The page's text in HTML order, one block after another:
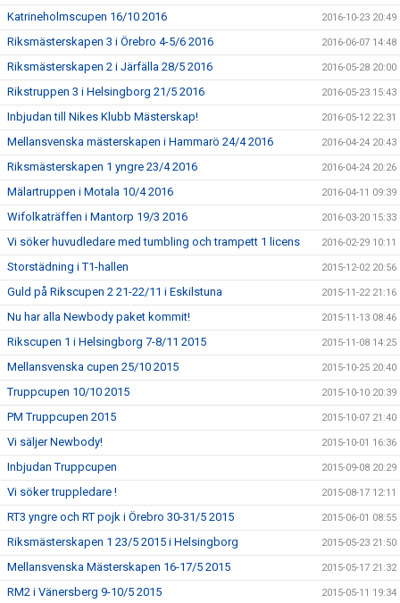
Katrineholmscupen 16/10 2016 2016-10-23 20:49
Riksmästerskapen 3 i Örebro 4-5/6 2016 2016-06-07 14:48
Riksmästerskapen 2 i Järfälla 28/5 2016 2016-05-28 20:00
Rikstruppen 3 i Helsingborg 21/5 2016 2016-05-23 15:43
Inbjudan till Nikes Klubb Mästerskap! 2016-05-12 22:31
Mellansvenska mästerskapen i Hammarö 24/4 2016 2016-04-24 20:43
Riksmästerskapen 1 yngre 23/4 2016 2016-04-24 20:26
Mälartruppen i Motala 10/4 2016 2016-04-11 09:39
Wifolkaträffen i Mantorp 19/3 2016 2016-03-20 15:33
Vi söker huvudledare med tumbling och trampett 1 licens 2016-02-29 10:11
Storstädning i T1-hallen 2015-12-02 20:56
Guld på Rikscupen 2 21-22/11 i Eskilstuna 2015-11-22 21:16
Nu har alla Newbody paket kommit! 2015-11-13 08:46
Rikscupen 1 i Helsingborg 7-8/11 2015 2015-11-08 14:25
Mellansvenska cupen 25/10 2015 2015-10-25 20:40
Truppcupen 10/10 2015 2015-10-10 20:39
PM Truppcupen 2015 2015-10-07 21:40
Vi säljer Newbody! 2015-10-01 16:36
Inbjudan Truppcupen 2015-09-08 20:29
Vi söker truppledare ! 2015-08-17 12:11
RT3 yngre och RT pojk i Örebro 30-31/5 2015 2015-06-01 08:55
Riksmästerskapen 1 23/5 2015 i Helsingborg 2015-05-23 21:50
Mellansvenska Mästerskapen 16-17/5 2015 2015-05-17 21:32
RM2 i Vänersberg 9-10/5 2015 2015-05-11 19:34